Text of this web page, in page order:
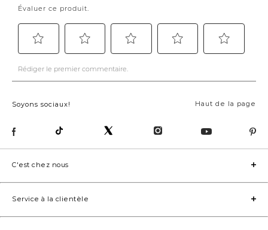
Haut de la page
Soyons sociaux!
C'est chez nous
Service à la clientèle